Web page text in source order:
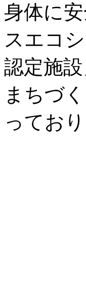
身体に
スエコ
認定施
まちづ
っており